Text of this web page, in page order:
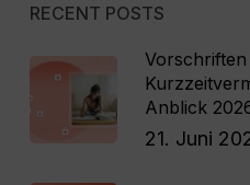
RECENT POSTS
Anblick
21. Juni